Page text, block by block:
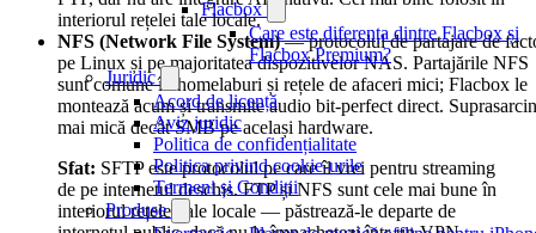
Flacbox
Care este diferența dintre Flacbox și
Flacbox Premium?
Juridic
Acord de licență
Aviz juridic
Politica de confidențialitate
Politica privind cookie-urile
Termeni și Condiții
Produse
interiorul rețelei tale locale.
NFS (Network File System)— protocolul de partajare de
pe Linux și pe majoritatea dispozitivelor NAS. Partajările NFS
sunt comune în homelaburi și rețele de afaceri mici; Flacbox le
montează acum și transmite audio bit-perfect direct.
mai mică decât SMB pe același hardware.
Sfat: SFTP este protocolul pe care îl vrei pentru streaming
de pe internetul deschis. FTP și NFS sunt cele mai bune în
interiorul rețelei tale locale — păstrează-le departe de